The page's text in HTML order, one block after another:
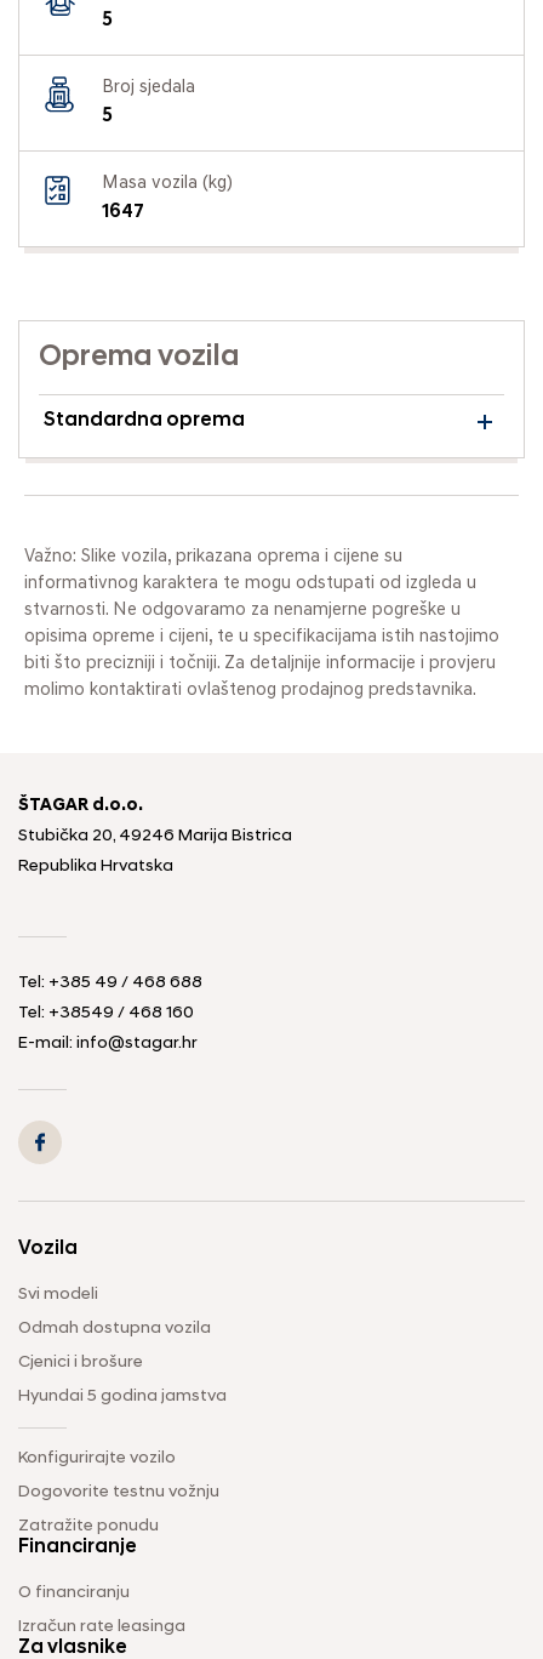
5
Broj sjedala
5
Masa vozila (kg)
1647
Oprema vozila
Standardna oprema
Važno: Slike vozila, prikazana oprema i cijene su
informativnog karaktera te mogu odstupati od izgleda u
stvarnosti. Ne odgovaramo za nenamjerne pogreške u
opisima opreme i cijeni, te u specifikacijama istih nastojimo
biti što precizniji i točniji. Za detaljnije informacije i provjeru
molimo kontaktirati ovlaštenog prodajnog predstavnika.
ŠTAGAR d.o.o.
Stubička 20, 49246 Marija Bistrica
Republika Hrvatska
Tel: +385 49 / 468 688
Tel: +38549 / 468 160
E-mail: info@stagar.hr
Vozila
Svi modeli
Odmah dostupna vozila
Cjenici i brošure
Hyundai 5 godina jamstva
Konfigurirajte vozilo
Dogovorite testnu vožnju
Zatražite ponudu
Financiranje
O financiranju
Izračun rate leasinga
Za vlasnike